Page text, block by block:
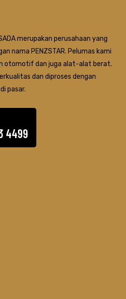
merupakan perusahaan yang
nama PENZSTAR. Pelumas kami
otomotif dan juga alat-alat berat.
dan diproses dengan
pasar.
4499